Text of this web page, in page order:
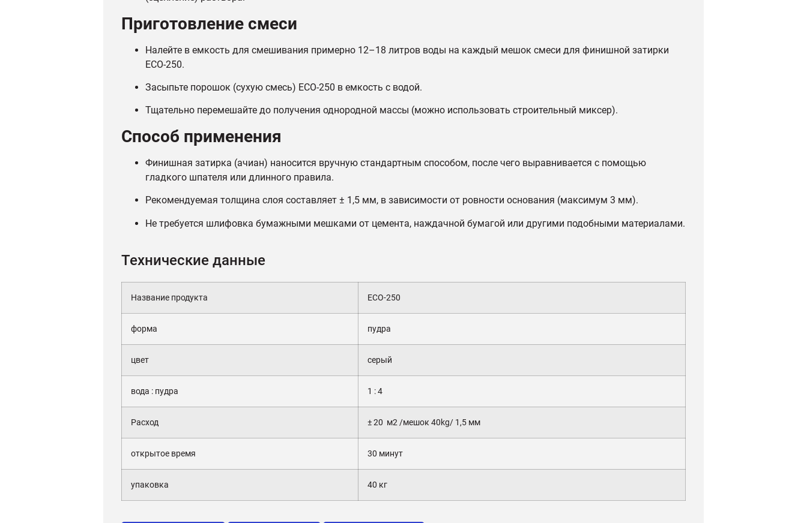
Приготовление смеси
Налейте в емкость для смешивания примерно 12–18 литров воды на каждый мешок смеси для финишной затирки
ECO-250.
Засыпьте порошок (сухую смесь) ECO-250 в емкость с водой.
Тщательно перемешайте до получения однородной массы (можно использовать строительный миксер).
Способ применения
Финишная затирка (ачиан) наносится вручную стандартным способом, после чего выравнивается с помощью
гладкого шпателя или длинного правила.
Рекомендуемая толщина слоя составляет ± 1,5 мм, в зависимости от ровности основания (максимум 3 мм).
Не требуется шлифовка бумажными мешками от цемента, наждачной бумагой или другими подобными материалами.
Технические данные
Название продукта ECO-250
форма пудра
цвет серый
вода : пудра 1 : 4
Расход ± 20 м2 /мешок 40kg/ 1,5 мм
открытое время 30 минут
упаковка 40 кг